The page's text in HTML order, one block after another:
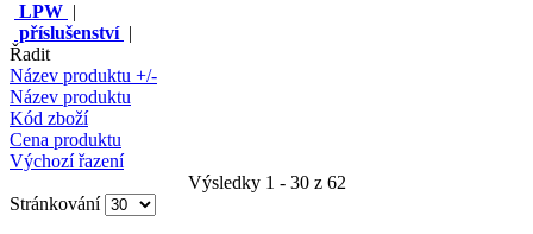
LPW |
příslušenství |
Řadit
Název produktu +/-
Název produktu
Kód zboží
Cena produktu
Výchozí řazení
Výsledky 1 - 30 z 62
Stránkování